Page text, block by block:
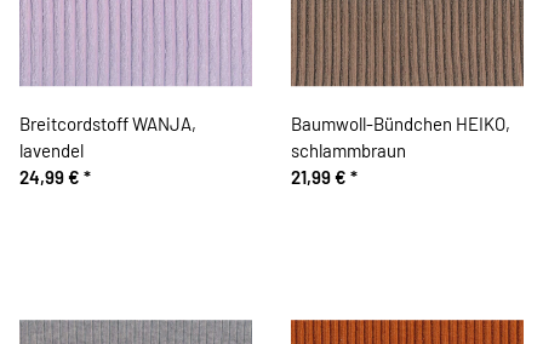
Breitcordstoff WANJA,
lavendel
24,99 € *
Baumwoll-Bündchen HEIKO,
schlammbraun
21,99 € *